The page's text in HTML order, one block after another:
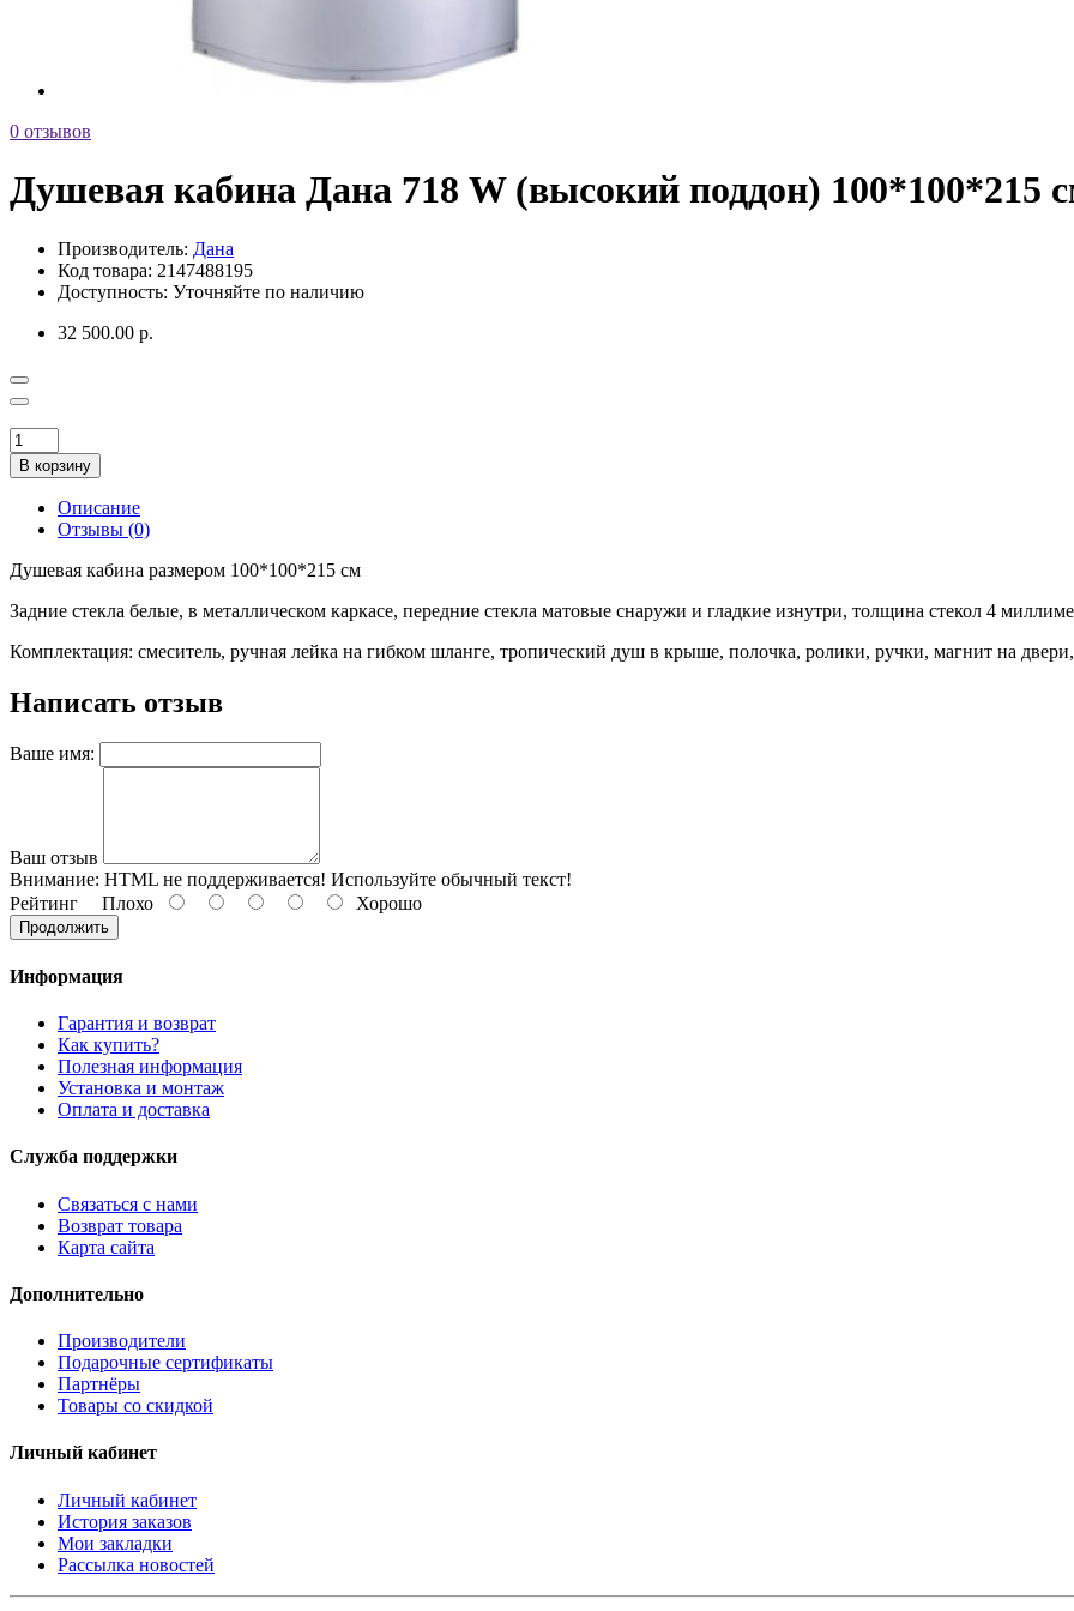
0 отзывов
Душевая кабина Дана 718 W (высокий поддон) 100*100*215
Производитель: Дана
Код товара: 2147488195
Доступность: Уточняйте по наличию
32 500.00 р.
В корзину
Описание
Отзывы (0)
Душевая кабина размером 100*100*215 см
Задние стекла белые, в металлическом каркасе, передние стекла матовые снаружи и гладкие изнутри, толщина стекол 4
Комплектация: смеситель, ручная лейка на гибком шланге, тропический душ в крыше, полочка, ролики, ручки, магнит на
Написать отзыв
Ваше имя:
Ваш отзыв
Внимание: HTML не поддерживается! Используйте обычный текст!
Рейтинг Плохо Хорошо
Продолжить
Информация
Гарантия и возврат
Как купить?
Полезная информация
Установка и монтаж
Оплата и доставка
Служба поддержки
Связаться с нами
Возврат товара
Карта сайта
Дополнительно
Производители
Подарочные сертификаты
Партнёры
Товары со скидкой
Личный кабинет
Личный кабинет
История заказов
Мои закладки
Рассылка новостей